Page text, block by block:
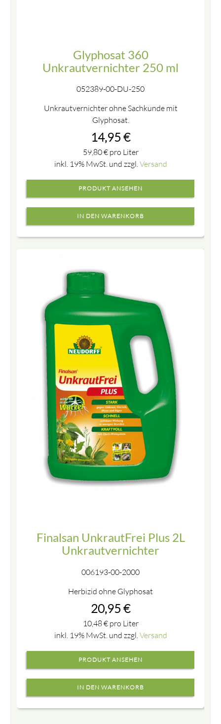
Glyphosat 360
Unkrautvernichter 250 ml
052389-00-DU-250
Unkrautvernichter ohne Sachkunde mit
Glyphosat.
14,95 €
59,80€pro Liter
inkl. 19% MwSt. und zzgl.Versand
PRODUKT ANSEHEN
Finalsan UnkrautFrei Plus 2L
Unkrautvernichter
006193-00-2000
Herbizid ohne Glyphosat
20,95 €
10,48€pro Liter
inkl. 19% MwSt. und zzgl. Versand
PRODUKT ANSEHEN